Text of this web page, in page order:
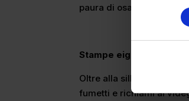
consenso
paura di osare.
Stampe eighties
Oltre alla silhouette
fumetti e richiami ai